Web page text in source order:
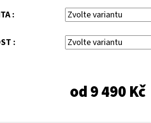
:
:
od9 490 Kč